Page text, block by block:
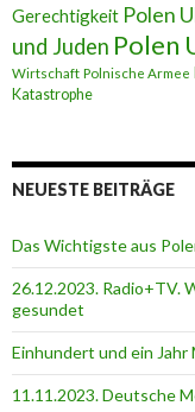
Gerechtigkeit Polen
und Juden Polen
Wirtschaft Polnische Armee
Katastrophe
NEUESTE BEITRÄGE
Das Wichtigste aus
26.12.2023. Radio+TV.
gesundet
Einhundert und ein Jahr
11.11.2023. Deutsche